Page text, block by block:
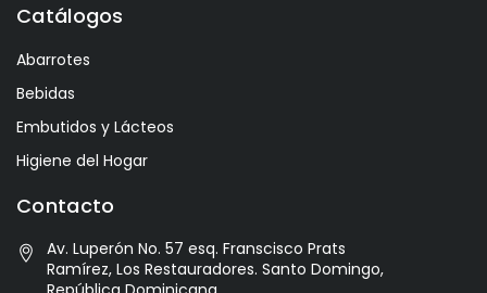
Best Maid
Bitburger
Catálogos
Abarrotes
Bebidas
Embutidos y Lácteos
Higiene del Hogar
Contacto
Av. Luperón No. 57 esq. Franscisco Prats
Ramírez, Los Restauradores. Santo Domingo,